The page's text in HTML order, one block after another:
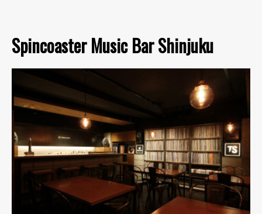
Spincoaster Music Bar Shinjuku